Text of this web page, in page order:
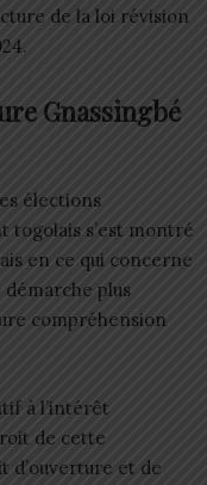
de la loi révision
Gnassingbé
élections
togolais s’est montré
en ce qui concerne
plus
compréhension
à l’intérêt
de cette
et de